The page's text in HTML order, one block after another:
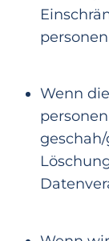
Wenn
Lösch